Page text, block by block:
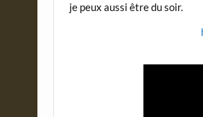
je peux aussi être du soir.